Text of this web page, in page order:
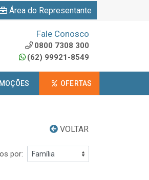
Área do Representante
Fale Conosco
0800 7308 300
(62) 99921-8549
OFERTAS
VOLTAR
por: